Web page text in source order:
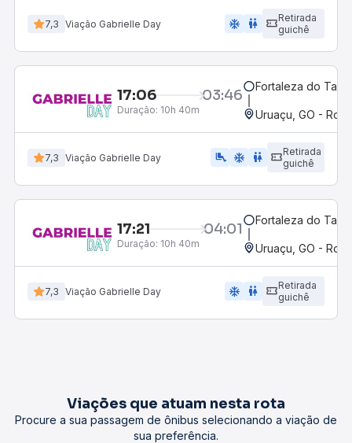
7,3 Viação Gabrielle Day ac_unit wc
Retirada
guichê
17:06 03:46
Duração: 10h 40m
Fortaleza do
Uruaçu, GO -
7,3 Viação Gabrielle Day airline_seat_legroom_extra ac_unit wc
Retirada
guichê
17:21 04:01
Duração: 10h 40m
Fortaleza do
Uruaçu, GO -
7,3 Viação Gabrielle Day ac_unit wc
Retirada
guichê
Viações que atuam nesta rota
Procure a sua passagem de ônibus selecionando a viação de
sua preferência.